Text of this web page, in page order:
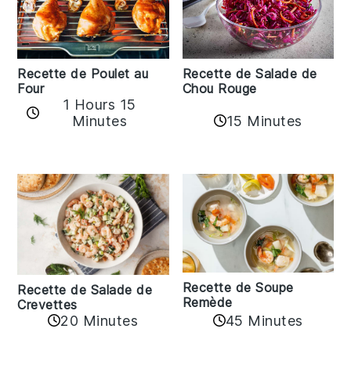
Recette de Poulet au
Four
1 Hours 15
Minutes
Recette de Salade de
Chou Rouge
15 Minutes
Recette de Salade de
Crevettes
20 Minutes
Recette de Soupe
Remède
45 Minutes